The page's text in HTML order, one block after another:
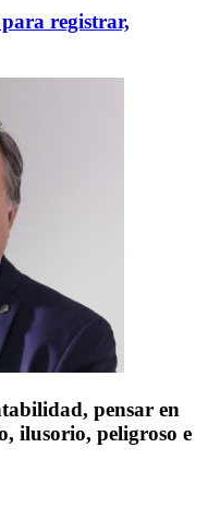
registrar,
pensar en
ilusorio, peligroso e